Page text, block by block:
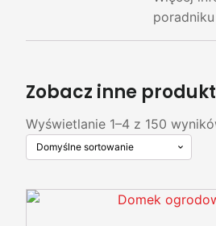
Zobacz inne
Wyświetlanie 1–4 z 150